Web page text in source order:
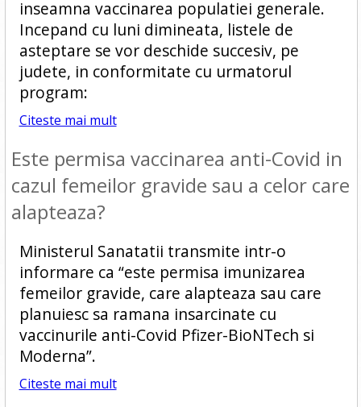
inseamna vaccinarea populatiei generale.
Incepand cu luni dimineata, listele de
asteptare se vor deschide succesiv, pe
judete, in conformitate cu urmatorul
program:
Citeste mai mult
Este permisa vaccinarea anti-Covid in
cazul femeilor gravide sau a celor care
alapteaza?
Ministerul Sanatatii transmite intr-o
informare ca “este permisa imunizarea
femeilor gravide, care alapteaza sau care
planuiesc sa ramana insarcinate cu
vaccinurile anti-Covid Pfizer-BioNTech si
Moderna”.
Citeste mai mult